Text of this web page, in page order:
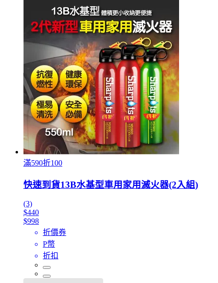
滿590折100
快速到貨13B水基型車用家用滅火器(2入組)
(3)
$440
$998
折價券
P幣
折扣